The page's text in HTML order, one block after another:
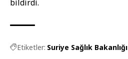
bildirdi.
Etiketler: Suriye Sağlık Bakanlığı